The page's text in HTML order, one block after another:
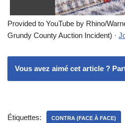
Provided to YouTube by Rhino/
Grundy County Auction Incident) ·
Vous avez aimé cet article ?
Étiquettes: CONTRA (FACE À FACE)